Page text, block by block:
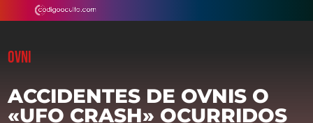
OVNI
ACCIDENTES DE OVNIS O
«UFO CRASH» OCURRIDOS